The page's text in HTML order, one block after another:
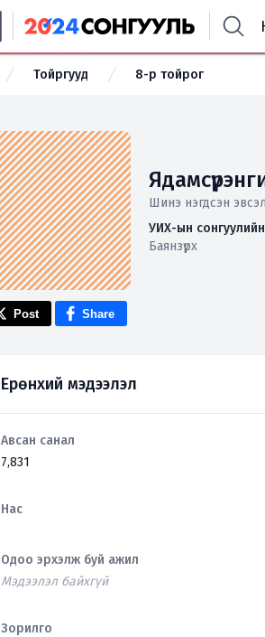
Тойргууд 8-р тойрог
Шинэ нэгдсэн
УИХ-ын
Баянзүрх
Post Share
Ерөнхий мэдээлэл
Авсан санал
7,831
Нас
Одоо эрхэлж буй ажил
Мэдээлэл байхгүй
Зорилго